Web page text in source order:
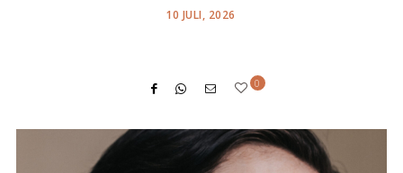
POSTED
10 JULI, 2026
0